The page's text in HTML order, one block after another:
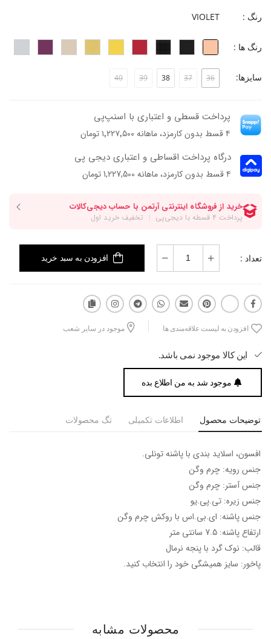
جنس پاشنه: ای.بی.اس با روکش چرم وگن
قالب: نوک گرد با پنجه نرمال
پاخور: سایز همیشگی خود را انتخاب کنید.
رنگ : VIOLET
رنگ ها :
سایزها: 36
37
38
39
40
پرداخت قسطی و اعتباری با اسنپ‌پی
۴ قسط بدون کارمزد، ماهانه ۱٬۲۲۷٬۵۰۰ تومان
درگاه پرداخت اقساطی و اعتباری دیجی پی
۴ قسط بدون کارمزد، ماهانه 1,227,500 تومان
تعداد : افزودن به سبد خرید
افزودن به لیست علاقه‌مندی ها موجود در سایر شعب
این کالا موجود نمی باشد.
موجود شد به من اطلاع بده
توضیحات محصول اطلاعات تکمیلی تگ محصولات
افسون، اسلاید بندی با پاشنه تونلی.
جنس رویه: چرم وگن
جنس آستر: چرم وگن
جنس زیره: تی.پی.یو
جنس پاشنه: ای.بی.اس با روکش چرم وگن
ارتفاع پاشنه: 7.5 سانتی متر
قالب: نوک گرد با پنجه نرمال
پاخور: سایز همیشگی خود را انتخاب کنید.
محصولات مشابه